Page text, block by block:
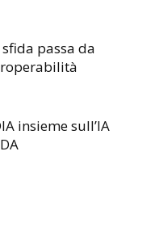
passa da
insieme sull’IA